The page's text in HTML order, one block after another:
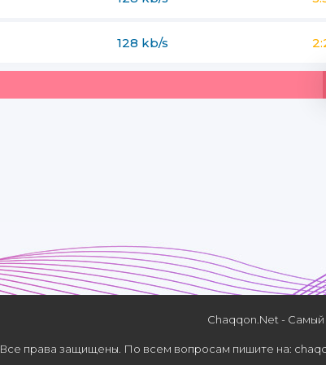
128 kb/s
Chaqqon.Net -
Все права защищены. По всем вопросам пишите на: